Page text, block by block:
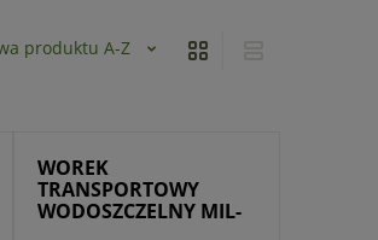
produktu A-Z
WOREK
TRANSPORTOWY
WODOSZCZELNY MIL-